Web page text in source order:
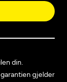
din.
gjelder